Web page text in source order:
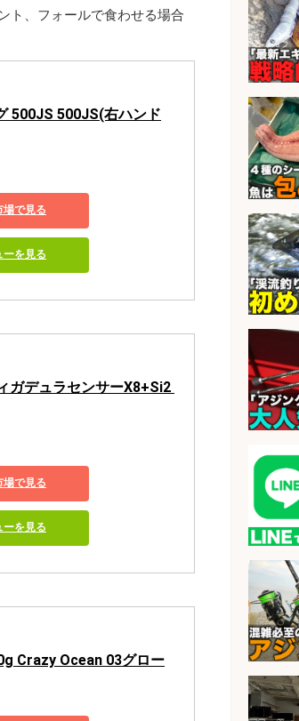
ト、フォールで食わせる場合
500JS 500JS(右ハンド
場で見る
ーを見る
ガデュラセンサーX8+Si2
場で見る
ーを見る
Crazy Ocean 03グロー